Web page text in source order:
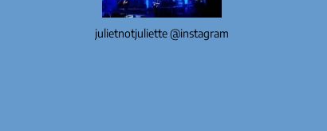
julietnotjuliette @instagram